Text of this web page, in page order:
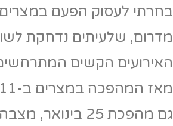
בחרתי לעסוק הפעם
מדרום, שלעיתים נדחקת
האירועים הקשים
גם מהפכת 25